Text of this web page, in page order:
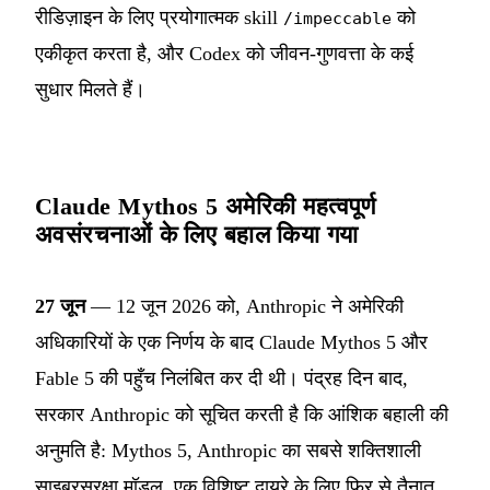
रीडिज़ाइन के लिए प्रयोगात्मक skill /impeccable को
एकीकृत करता है, और Codex को जीवन-गुणवत्ता के कई
सुधार मिलते हैं।
Claude Mythos 5 अमेरिकी महत्वपूर्ण
अवसंरचनाओं के लिए बहाल किया गया
27 जून— 12 जून 2026 को, Anthropic ने अमेरिकी
अधिकारियों के एक निर्णय के बाद Claude Mythos 5 और
Fable 5 की पहुँच निलंबित कर दी थी। पंद्रह दिन बाद,
सरकार Anthropic को सूचित करती है कि आंशिक बहाली की
अनुमति है: Mythos 5, Anthropic का सबसे शक्तिशाली